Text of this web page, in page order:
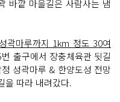
바깥 마을길은 사람사는 냄
곽마루까지 1km 정도 30여
출구에서 장충체육관 뒷길
성곽마루 & 한양도성 전망
을 따라 내려갔다.